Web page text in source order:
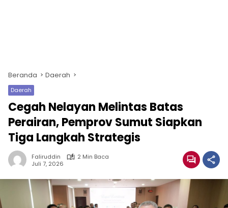
Beranda Daerah
Daerah
Cegah Nelayan Melintas Batas
Perairan, Pemprov Sumut Siapkan
Tiga Langkah Strategis
Faliruddin
2 Min Baca
Juli 7, 2026